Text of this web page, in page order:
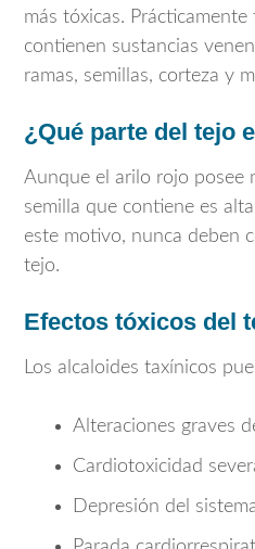
más tóxicas.
contienen sustancias
ramas, semillas, corteza y
¿Qué parte del tejo
Aunque el arilo rojo posee
semilla que contiene es
este motivo, nunca deben
tejo.
Efectos tóxicos del
Los alcaloides taxínicos
Alteraciones graves
Cardiotoxicidad
Depresión del